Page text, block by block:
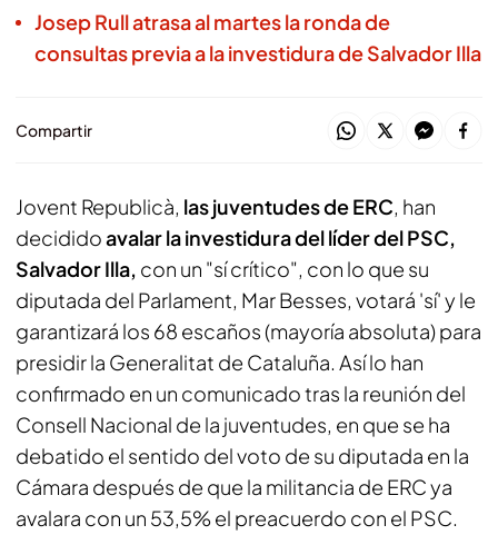
Josep Rull atrasa al martes la ronda de
consultas previa a la investidura de Salvador Illa
Compartir
Jovent Republicà, las juventudes de ERC, han
decididoavalar la investidura del líder del PSC,
Salvador Illa, con un "sí crítico", con lo que su
diputada del Parlament, Mar Besses, votará 'sí' y le
garantizará los 68 escaños (mayoría absoluta) para
presidir la Generalitat de Cataluña. Así lo han
confirmado en un comunicado tras la reunión del
Consell Nacional de la juventudes, en que se ha
debatido el sentido del voto de su diputada en la
Cámara después de que la militancia de ERC ya
avalara con un 53,5% el preacuerdo con el PSC.